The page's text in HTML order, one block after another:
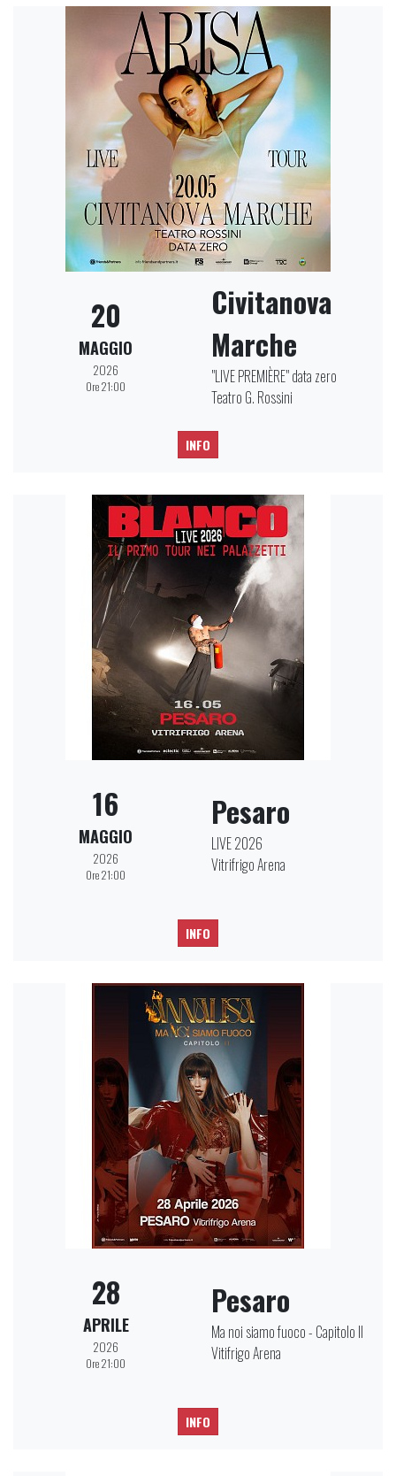
20
MAGGIO
2026
Ore 21:00
Civitanova
Marche
"LIVE PREMIÈRE" data zero
Teatro G. Rossini
INFO
16
MAGGIO
2026
Ore 21:00
Pesaro
LIVE 2026
Vitrifrigo Arena
INFO
28
APRILE
2026
Ore 21:00
Pesaro
Ma noi siamo fuoco - Capitolo II
Vitifrigo Arena
INFO